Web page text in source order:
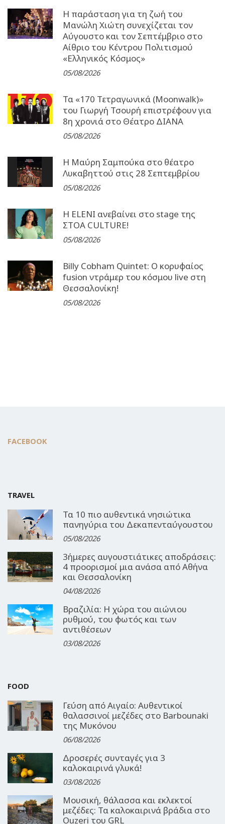
Η παράσταση για τη ζωή του
Μανώλη Χιώτη συνεχίζεται τον
Αύγουστο και τον Σεπτέμβριο στο
Αίθριο του Κέντρου Πολιτισμού
«Ελληνικός Κόσμος»
05/08/2026
Τα «170 Τετραγωνικά (Moonwalk)»
του Γιωργή Τσουρή επιστρέφουν για
8η χρονιά στο Θέατρο ΔΙΑΝΑ
05/08/2026
Η Μαύρη Σαμπούκα στο θέατρο
Λυκαβηττού στις 28 Σεπτεμβρίου
05/08/2026
Η ELENI ανεβαίνει στο stage της
ΣΤΟΑ CULTURE!
05/08/2026
Billy Cobham Quintet: Ο κορυφαίος
fusion ντράμερ του κόσμου live στη
Θεσσαλονίκη!
05/08/2026
FACEBOOK
TRAVEL
Τα 10 πιο αυθεντικά νησιώτικα
πανηγύρια του Δεκαπενταύγουστου
05/08/2026
3ήμερες αυγουστιάτικες αποδράσεις:
4 προορισμοί μια ανάσα από Αθήνα
και Θεσσαλονίκη
04/08/2026
Βραζιλία: Η χώρα του αιώνιου
ρυθμού, του φωτός και των
αντιθέσεων
03/08/2026
FOOD
Γεύση από Αιγαίο: Αυθεντικοί
θαλασσινοί μεζέδες στο Barbounaki
της Μυκόνου
06/08/2026
Δροσερές συνταγές για 3
καλοκαιρινά γλυκά!
03/08/2026
Μουσική, θάλασσα και εκλεκτοί
μεζέδες: Τα καλοκαιρινά βράδια στο
Ouzeri του GRL